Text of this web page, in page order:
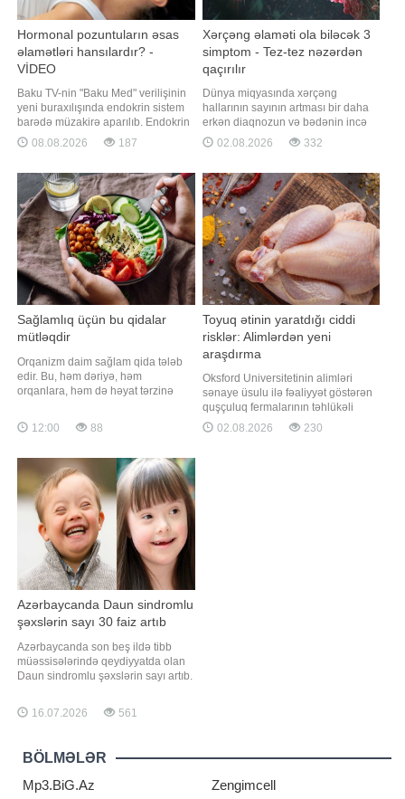
Hormonal pozuntuların əsas
əlamətləri hansılardır? -
VİDEO
Baku TV-nin "Baku Med" verilişinin
yeni buraxılışında endokrin sistem
barədə müzakirə aparılıb. Endokrin
vəzilər hansı hormonları ifraz edir?.
Hormonal pozğunluqların əsas
vəzidə düyünlər nə zaman
təhlükəlidir?. Şəkərli diabet necə
inkişaf edir? Proqramd
08.08.2026 187
Xərçəng əlaməti ola biləcək 3
simptom - Tez-tez nəzərdən
qaçırılır
Dünya miqyasında xərçəng
hallarının sayının artması bir daha
erkən diaqnozun və bədənin incə
xəbərdarlıq əlamətlərinin düzgün
şərh edilməsinin vacibliyini
olaraq, xərçəng növləri həmişə ağır
simptomlarla qəfildən ortaya çıxmır.
Alimlər vurğulayırlar ki, bədəndə
həftələrl
02.08.2026 332
Sağlamlıq üçün bu qidalar
mütləqdir
Orqanizm daim sağlam qida tələb
edir. Bu, həm dəriyə, həm
orqanlara, həm də həyat tərzinə
mütəxəssislər hər zaman
qidalanmaya önəm verilməsinin
Sağlamlığımız üçün vaz keçməməli
olduğumuz 10 qidalanma qaydası:.
1. Qara istiotsuz olmaz. Kö
12:00 88
Toyuq ətinin yaratdığı ciddi
risklər: Alimlərdən yeni
araşdırma
Oksford Universitetinin alimləri
sənaye üsulu ilə fəaliyyət göstərən
quşçuluq fermalarının təhlükəli
bakteriyaların yayılması baxımından
ciddi risk daşıya biləcəyini
02.08.2026 230
Azərbaycanda Daun sindromlu
şəxslərin sayı 30 faiz artıb
Azərbaycanda son beş ildə tibb
müəssisələrində qeydiyyatda olan
Daun sindromlu şəxslərin sayı artıb.
Komitəsinin 2021-2025-ci illər üzrə
açıqladığı statistik göstəricilər
sindromu ilə qeydiyyatda olanların
ümumi sayı 2021-ci ildə 85
16.07.2026 561
BÖLMƏLƏR
Mp3.BiG.Az
Zengimcell